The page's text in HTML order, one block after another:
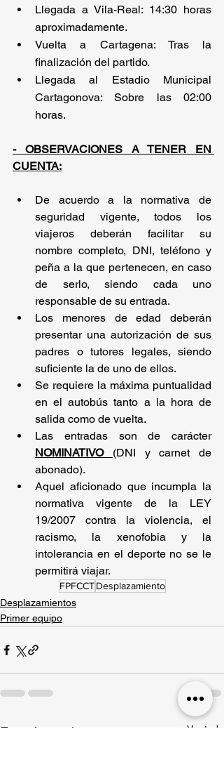
Llegada a Vila-Real: 14:30 horas
aproximadamente.
Vuelta a Cartagena: Tras la
finalización del partido.
Llegada al Estadio Municipal
Cartagonova: Sobre las 02:00
horas.
- OBSERVACIONES A TENER EN
CUENTA:
De acuerdo a la normativa de
seguridad vigente, todos los
viajeros deberán facilitar su
nombre completo, DNI, teléfono y
peña a la que pertenecen, en caso
de serlo, siendo cada uno
responsable de su entrada.
Los menores de edad deberán
presentar una autorización de sus
padres o tutores legales, siendo
suficiente la de uno de ellos.
Se requiere la máxima puntualidad
en el autobús tanto a la hora de
salida como de vuelta.
Las entradas son de carácter
NOMINATIVO
(DNI y carnet de
abonado).
Aquel aficionado que incumpla la
normativa vigente de la LEY
19/2007 contra la violencia, el
racismo, la xenofobia y la
intolerancia en el deporte no se le
permitirá viajar.
FPFCCT Desplazamiento
Desplazamientos
Primer equipo
Entradas recientes Ver todo